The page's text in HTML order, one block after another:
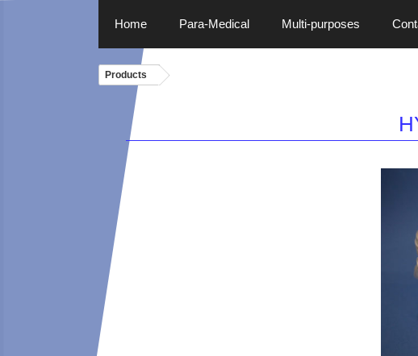
Home Para-Medical Multi-purposes
Products